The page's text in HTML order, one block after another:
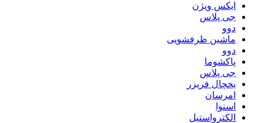
ایکس ویژن
جی پلاس
دوو
ماشین ظرفشویی
دوو
پاکشوما
جی پلاس
یخچال فریزر
امرسان
اسنوا
الکترواستیل